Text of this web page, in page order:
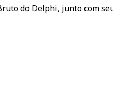
do Delphi, junto com